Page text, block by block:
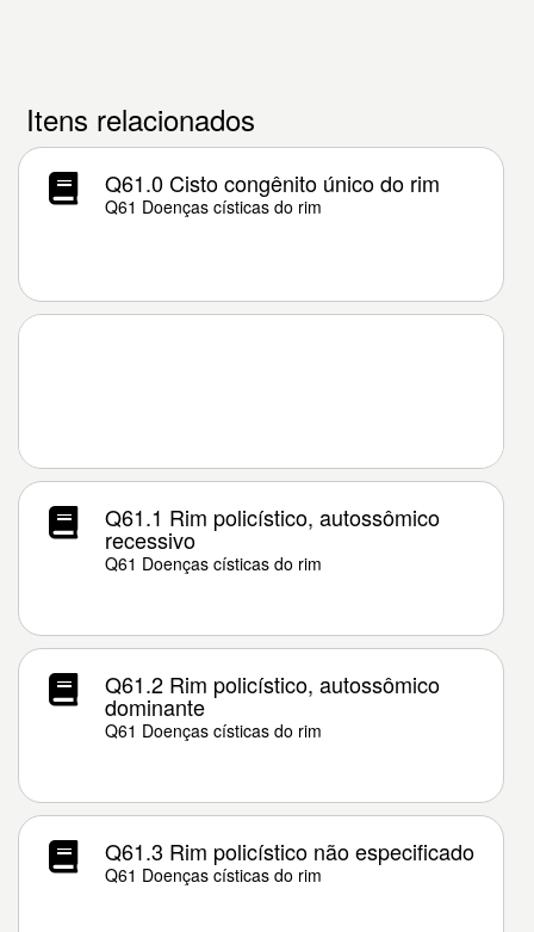
Itens relacionados
Q61.0 Cisto congênito único do rim
Q61 Doenças císticas do rim
Q61.1 Rim policístico, autossômico
recessivo
Q61 Doenças císticas do rim
Q61.2 Rim policístico, autossômico
dominante
Q61 Doenças císticas do rim
Q61.3 Rim policístico não especificado
Q61 Doenças císticas do rim